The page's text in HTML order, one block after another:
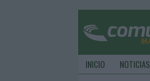
INICIO NOTICIAS